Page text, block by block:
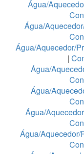
Água/
Água/
Água/Aquecedor/
|
Água/
Água/
Água/
Água/Aquecedor/